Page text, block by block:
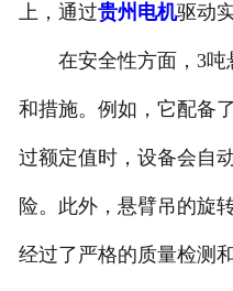
上，通过贵州电机驱动
在安全性方面，3吨
和措施。例如，它配备
过额定值时，设备会自
险。此外，悬臂吊的旋
经过了严格的质量检测